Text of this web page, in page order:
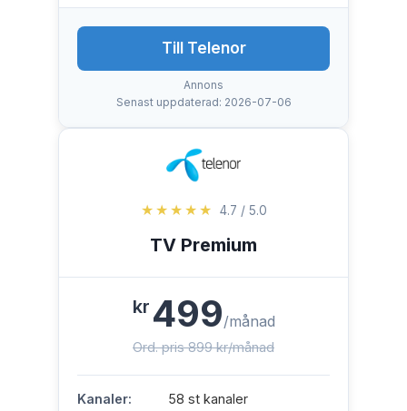
Till Telenor
Annons
Senast uppdaterad: 2026-07-06
★★★★★ 4.7 / 5.0
TV Premium
kr 499/månad
Ord. pris 899 kr/månad
Kanaler:
58 st kanaler